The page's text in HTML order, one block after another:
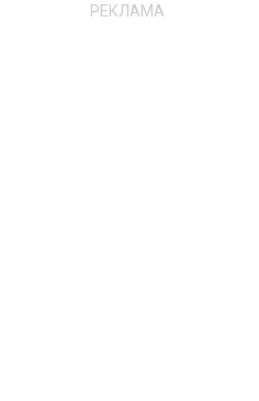
РЕКЛАМА